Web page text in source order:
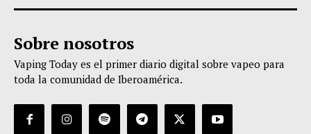
Sobre nosotros
Vaping Today es el primer diario digital sobre vapeo para
toda la comunidad de Iberoamérica.